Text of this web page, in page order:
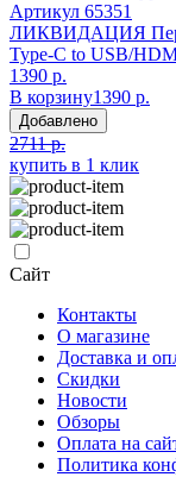
Артикул 65351
ЛИКВИДАЦИЯ
Type-С to USB/
1390 р.
В корзину1390 р.
Добавлено
2711 р.
купить в 1 клик
Сайт
Контакты
О магазине
Доставка и
Скидки
Новости
Обзоры
Оплата на
Политика